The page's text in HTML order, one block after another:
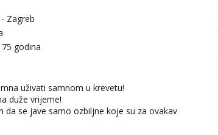
Zagreb
godina
uživati samnom u krevetu!
duže vrijeme!
da se jave samo ozbiljne koje su za ovakav